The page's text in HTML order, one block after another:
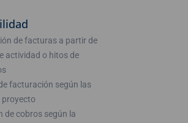
de facturas a partir de
actividad o hitos de
facturación según las
proyecto
de cobros según la